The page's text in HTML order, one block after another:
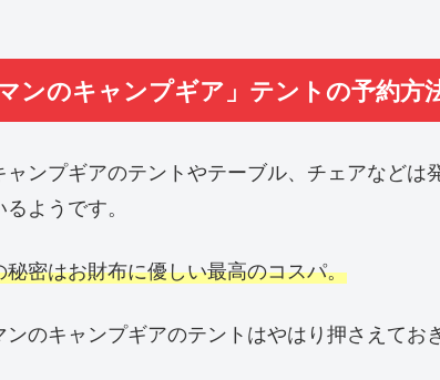
ンのキャンプギア」テントの予約方
ャンプギアのテントやテーブル、チェアなどは
ようです。
密はお財布に優しい最高のコスパ。
のキャンプギアのテントはやはり押さえてお